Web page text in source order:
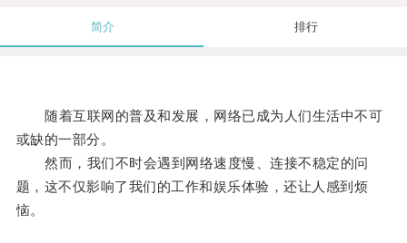
简介 排行
随着互联网的普及和发展，网络已成为人们生活中不可
或缺的一部分。
然而，我们不时会遇到网络速度慢、连接不稳定的问
题，这不仅影响了我们的工作和娱乐体验，还让人感到烦
恼。